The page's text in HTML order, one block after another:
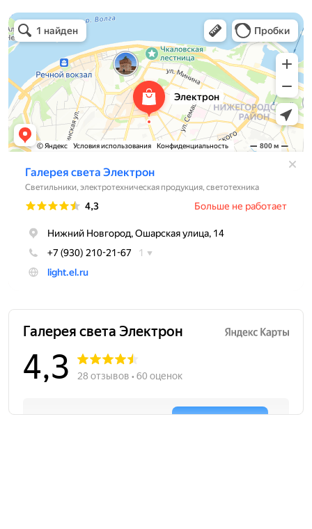
Электрон
Светильники в Нижнем Новгороде
Электротехническая продукция в Нижнем Новгороде